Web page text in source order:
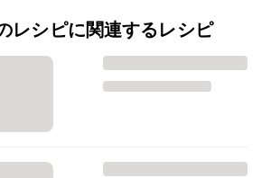
レシピに関連するレシピ